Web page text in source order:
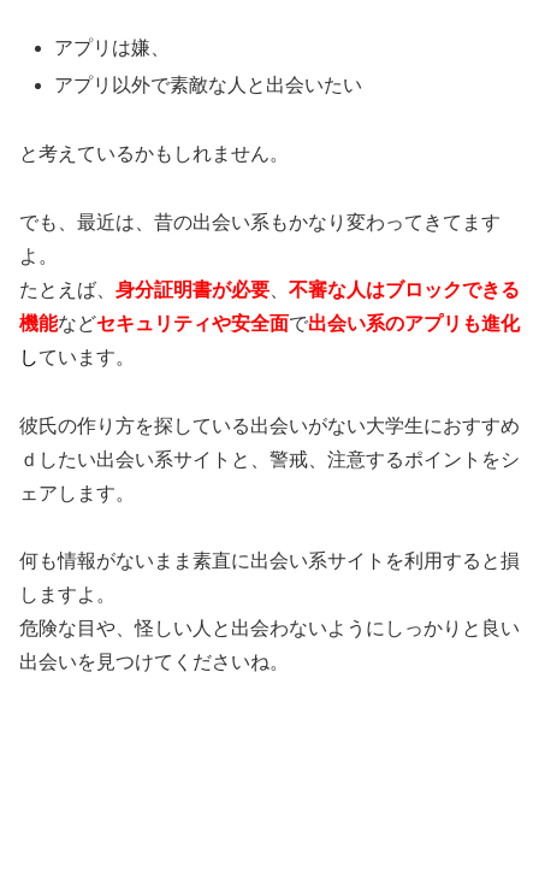
アプリは嫌、
アプリ以外で素敵な人と出会いたい
と考えているかもしれません。
でも、最近は、昔の出会い系もかなり変わってきてます
よ。
たとえば、 身分証明書が必要
不審な人はブロックできる
機能などセキュリティや安全面で出会い系のアプリも進化
しています。
彼氏の作り方を探している出会いがない大学生におすすめ
ｄしたい出会い系サイトと、警戒、注意するポイントをシ
ェアします。
何も情報がないまま素直に出会い系サイトを利用すると損
しますよ。
危険な目や、怪しい人と出会わないようにしっかりと良い
出会いを見つけてくださいね。